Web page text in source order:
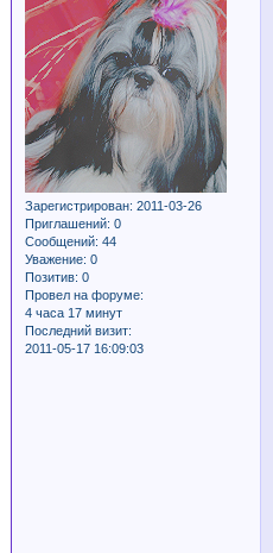
Зарегистрирован: 2011-03-26
Приглашений: 0
Сообщений: 44
Уважение: 0
Позитив: 0
Провел на форуме:
4 часа 17 минут
Последний визит:
2011-05-17 16:09:03